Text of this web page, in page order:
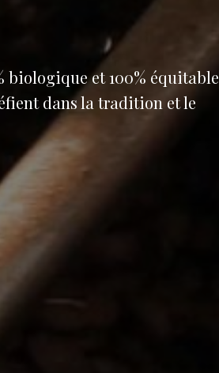
biologique et 100% équitable
dans la tradition et le